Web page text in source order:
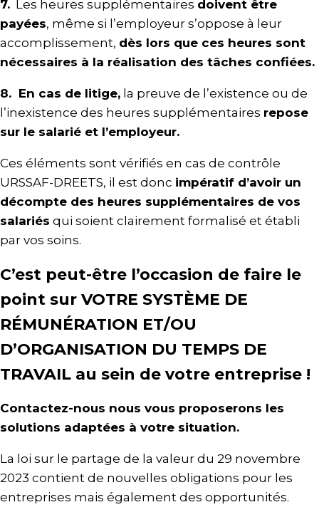
7. Les heures supplémentaires doivent être
payées, même si l’employeur s’oppose à leur
accomplissement, dès lors que ces heures sont
nécessaires à la réalisation des tâches confiées.
8. En cas de litige, la preuve de l’existence ou de
l’inexistence des heures supplémentaires repose
sur le salarié et l’employeur.
Ces éléments sont vérifiés en cas de contrôle
URSSAF-DREETS, il est donc impératif d’avoir un
décompte des heures supplémentaires de vos
salariés qui soient clairement formalisé et établi
par vos soins.
C’est peut-être l’occasion de faire le
point sur VOTRE SYSTÈME DE
RÉMUNÉRATION ET/OU
D’ORGANISATION DU TEMPS DE
TRAVAIL au sein de votre entreprise !
Contactez-nous nous vous proposerons les
solutions adaptées à votre situation.
La loi sur le partage de la valeur du 29 novembre
2023 contient de nouvelles obligations pour les
entreprises mais également des opportunités.